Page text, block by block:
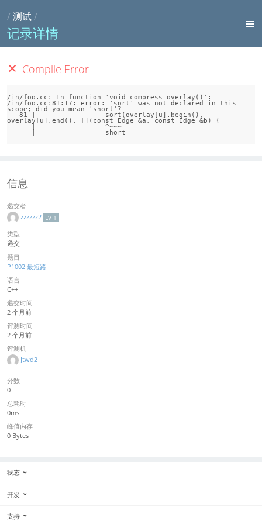
/测试/
记录详情
Compile Error
/in/foo.cc: In function 'void compress_overlay()':
/in/foo.cc:81:17: error: 'sort' was not declared in this
scope; did you mean 'short'?
   81 |                 sort(overlay[u].begin(),
overlay[u].end(), [](const Edge &a, const Edge &b) {
信息
递交者
zzzzzz2 LV 1
类型
递交
题目
P1002 最短路
语言
C++
递交时间
2 个月前
评测时间
2 个月前
评测机
Jtwd2
分数
0
总耗时
0ms
峰值内存
0 Bytes
状态
开发
支持